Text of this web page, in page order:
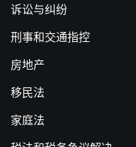
诉讼与纠纷
刑事和交通指控
房地产
移民法
家庭法